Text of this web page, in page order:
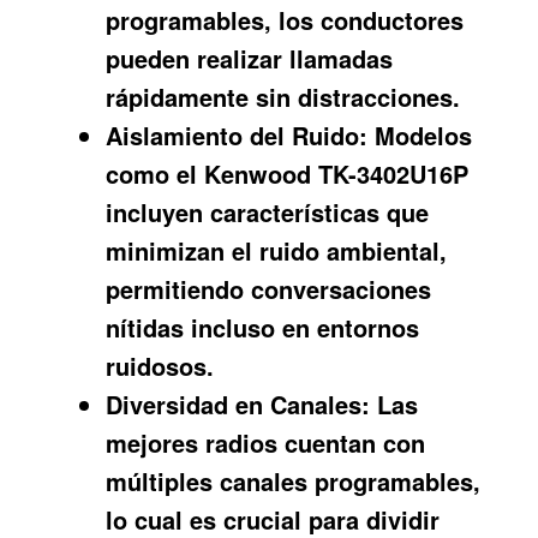
programables, los conductores
pueden realizar llamadas
rápidamente sin distracciones.
Aislamiento del Ruido: Modelos
como el Kenwood TK-3402U16P
incluyen características que
minimizan el ruido ambiental,
permitiendo conversaciones
nítidas incluso en entornos
ruidosos.
Diversidad en Canales: Las
mejores radios cuentan con
múltiples canales programables,
lo cual es crucial para dividir